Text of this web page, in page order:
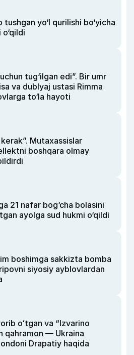
yo‘l qurilishi bo‘yicha
tug‘ilgan edi”. Bir umr
va dublyaj ustasi Rimma
to‘la hayoti
Mutaxassislar
boshqara olmay
21 nafar bog‘cha bolasini
ayolga sud hukmi o‘qildi
boshimga sakkizta bomba
siyosiy ayblovlardan
oʻtgan va “Izvarino
qahramon — Ukraina
Drapatiy haqida